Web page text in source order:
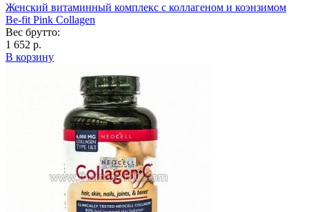
Женский витаминный комплекс с коллагеном и коэнзимом
Be-fit Pink Collagen
Вес брутто:
1 652 р.
В корзину